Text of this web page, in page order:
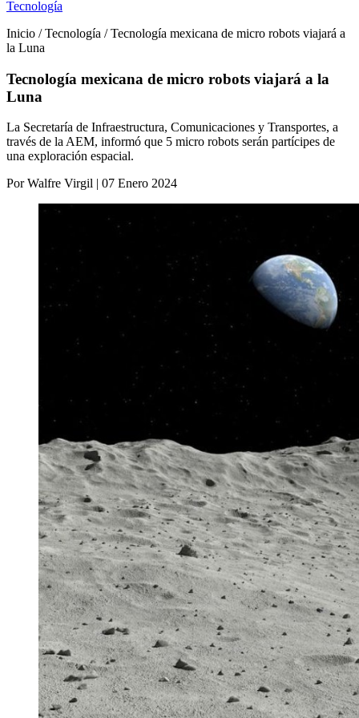
Tecnología
Inicio / Tecnología / Tecnología mexicana de micro robots viajará a
la Luna
Tecnología mexicana de micro robots viajará a la
Luna
La Secretaría de Infraestructura, Comunicaciones y Transportes, a
través de la AEM, informó que 5 micro robots serán partícipes de
una exploración espacial.
Por Walfre Virgil | 07 Enero 2024